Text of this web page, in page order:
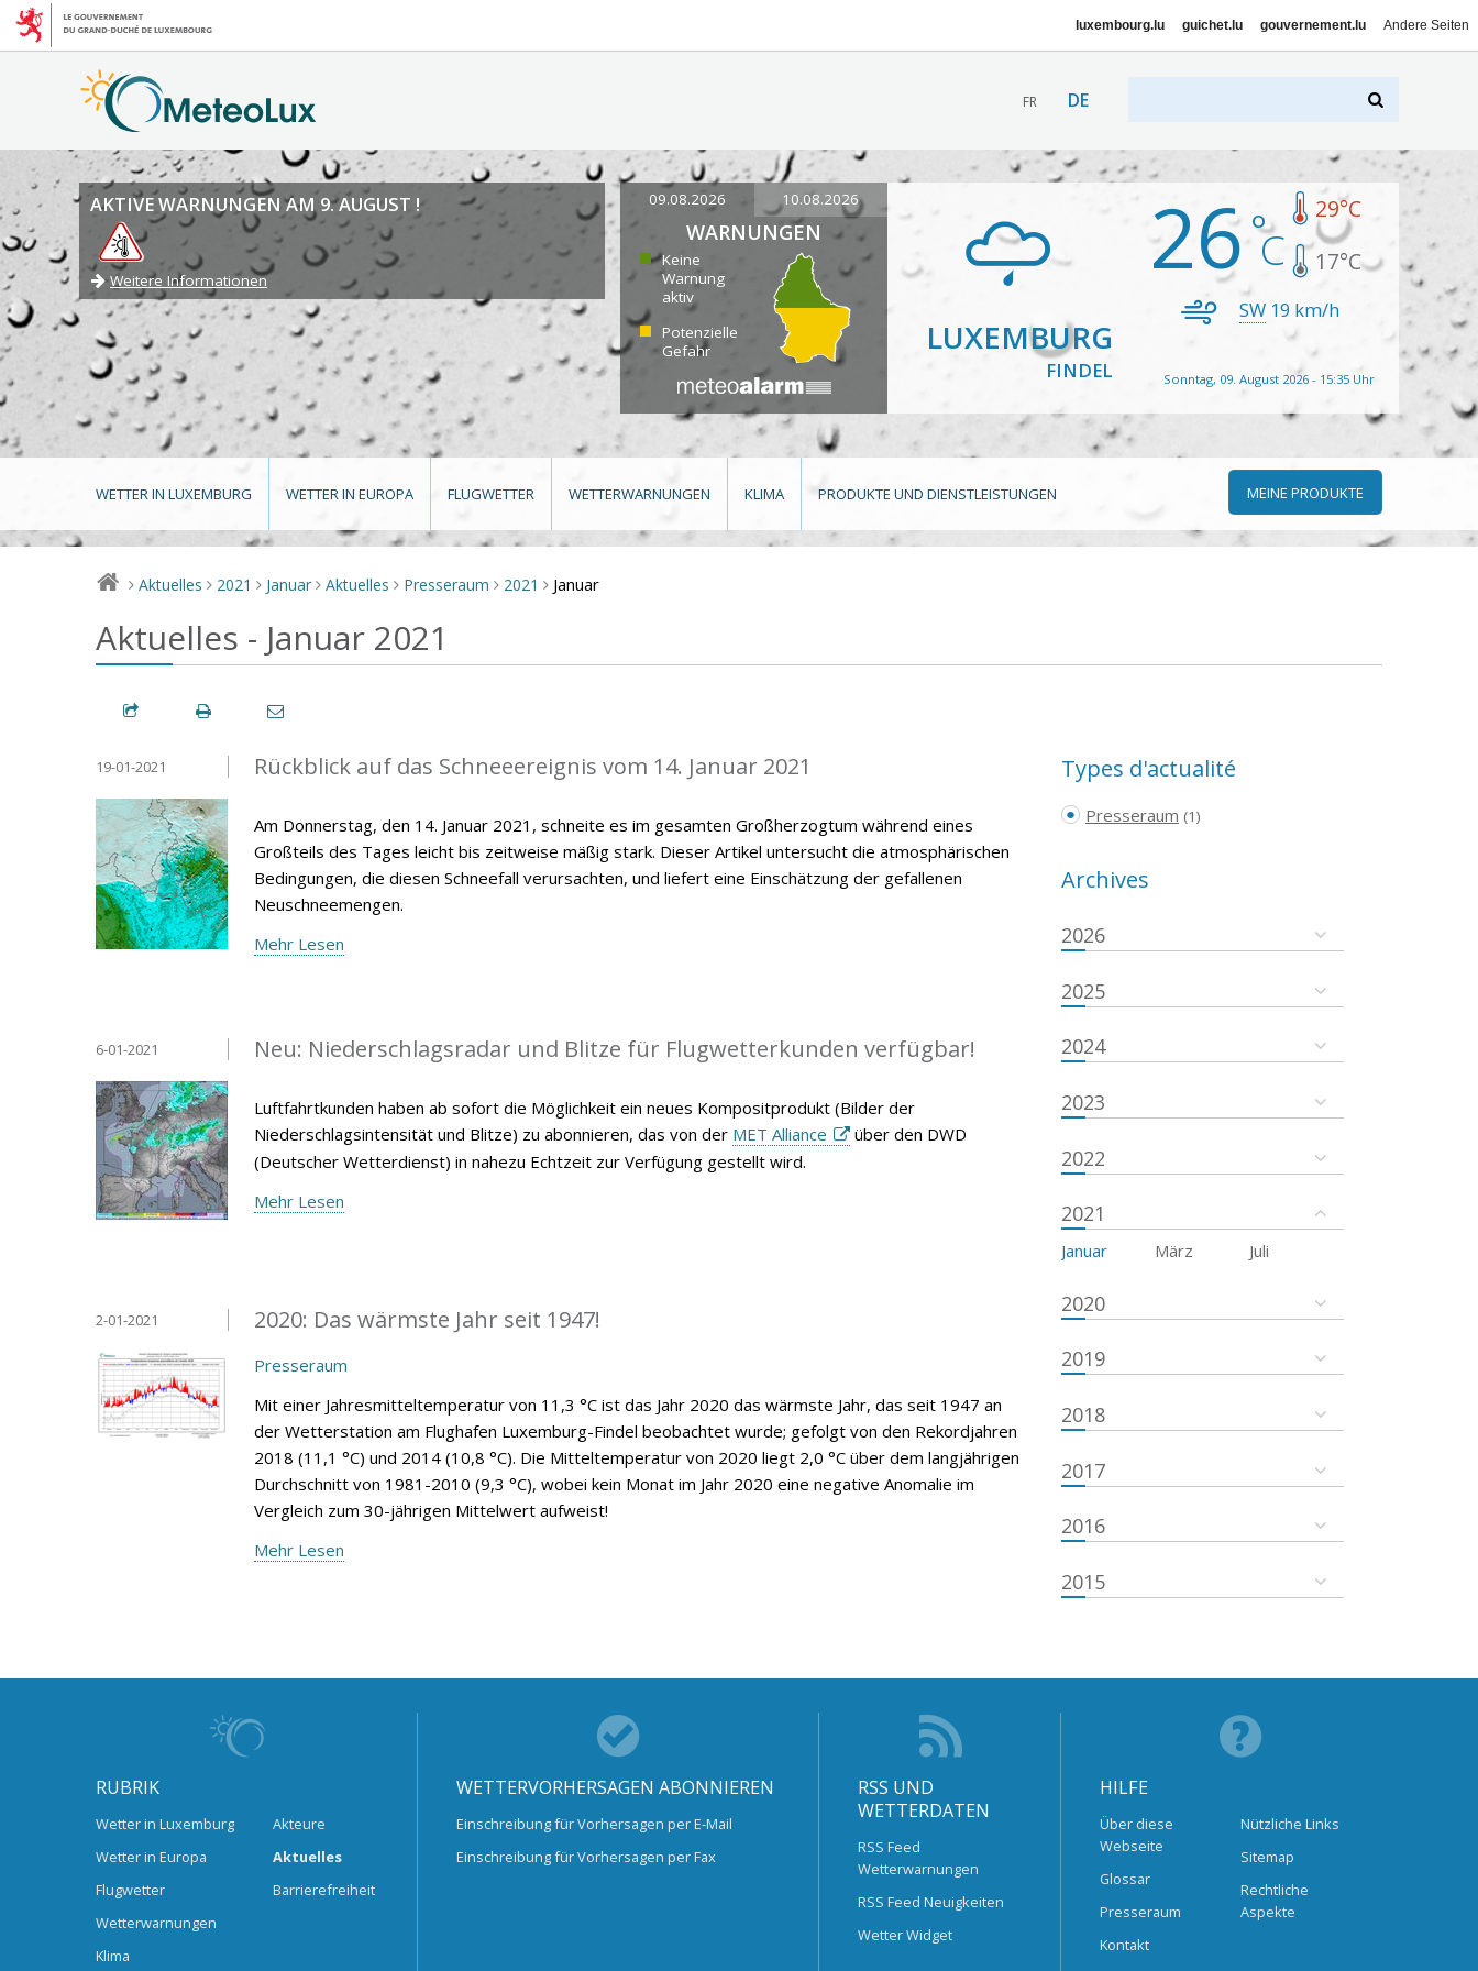
luxembourg.lu guichet.lu gouvernement.lu Andere Seiten
FR DE
AKTIVE WARNUNGEN AM 9. AUGUST !
Weitere Informationen
09.08.2026 10.08.2026
WARNUNGEN
Keine
Warnung
aktiv
Potenzielle
Gefahr
LUXEMBURG
FINDEL
26 29°C
17°C
SW 19 km/h
Sonntag, 09. August 2026 - 15:35 Uhr
WETTER IN LUXEMBURG WETTER IN EUROPA FLUGWETTER WETTERWARNUNGEN KLIMA PRODUKTE UND DIENSTLEISTUNGEN MEINE PRODUKTE
> Aktuelles > 2021 > Januar > Aktuelles > Presseraum > 2021 > Januar
Aktuelles - Januar 2021
Rückblick auf das Schneeereignis vom 14. Januar 2021
19-01-2021
Am Donnerstag, den 14. Januar 2021, schneite es im gesamten Großherzogtum während eines
Großteils des Tages leicht bis zeitweise mäßig stark. Dieser Artikel untersucht die atmosphärischen
Bedingungen, die diesen Schneefall verursachten, und liefert eine Einschätzung der gefallenen
Neuschneemengen.
Mehr Lesen
Neu: Niederschlagsradar und Blitze für Flugwetterkunden verfügbar!
6-01-2021
Luftfahrtkunden haben ab sofort die Möglichkeit ein neues Kompositprodukt (Bilder der
Niederschlagsintensität und Blitze) zu abonnieren, das von der MET Alliance
über den DWD
(Deutscher Wetterdienst) in nahezu Echtzeit zur Verfügung gestellt wird.
Mehr Lesen
2020: Das wärmste Jahr seit 1947!
2-01-2021
Presseraum
Mit einer Jahresmitteltemperatur von 11,3 °C ist das Jahr 2020 das wärmste Jahr, das seit 1947 an
der Wetterstation am Flughafen Luxemburg-Findel beobachtet wurde; gefolgt von den Rekordjahren
2018 (11,1 °C) und 2014 (10,8 °C). Die Mitteltemperatur von 2020 liegt 2,0 °C über dem langjährigen
Durchschnitt von 1981-2010 (9,3 °C), wobei kein Monat im Jahr 2020 eine negative Anomalie im
Vergleich zum 30-jährigen Mittelwert aufweist!
Mehr Lesen
Types d'actualité
Presseraum (1)
Archives
2026
2025
2024
2023
2022
2021
Januar März Juli
2020
2019
2018
2017
2016
2015
RUBRIK
Wetter in Luxemburg
Wetter in Europa
Flugwetter
Wetterwarnungen
Klima
Akteure
Aktuelles
Barrierefreiheit
WETTERVORHERSAGEN ABONNIEREN
Einschreibung für Vorhersagen per E-Mail
Einschreibung für Vorhersagen per Fax
RSS UND
WETTERDATEN
RSS Feed
Wetterwarnungen
RSS Feed Neuigkeiten
Wetter Widget
HILFE
Über diese
Webseite
Glossar
Presseraum
Kontakt
Nützliche Links
Sitemap
Rechtliche
Aspekte